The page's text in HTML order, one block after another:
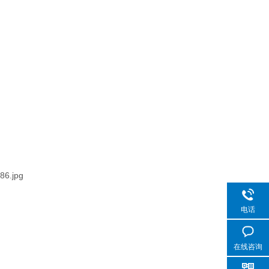
电话
在线咨询